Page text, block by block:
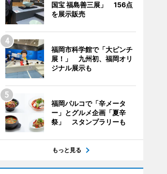
国宝 福島善三展」 156点
を展示販売
福岡市科学館で「大ピンチ
展！」 九州初、福岡オリ
ジナル展示も
福岡パルコで「辛メータ
ー」とグルメ企画「夏辛
祭」 スタンプラリーも
もっと見る